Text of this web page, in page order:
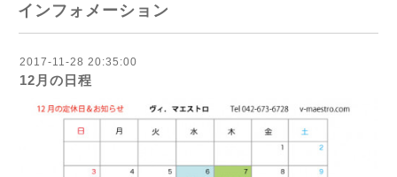
インフォメーション
2017-11-28 20:35:00
12月の日程